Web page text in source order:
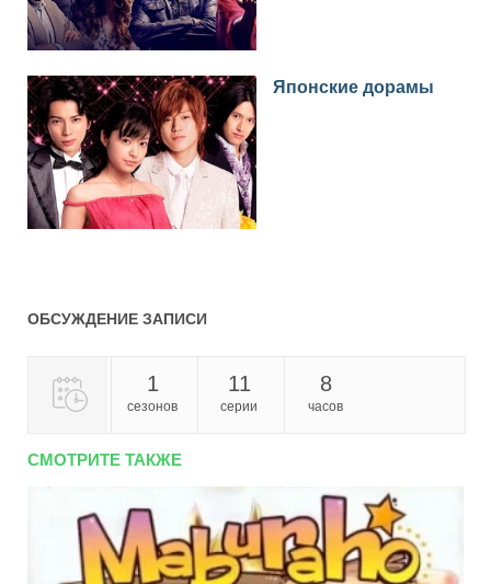
Японские дорамы
ОБСУЖДЕНИЕ ЗАПИСИ
1
сезонов
11
серии
8
часов
СМОТРИТЕ ТАКЖЕ